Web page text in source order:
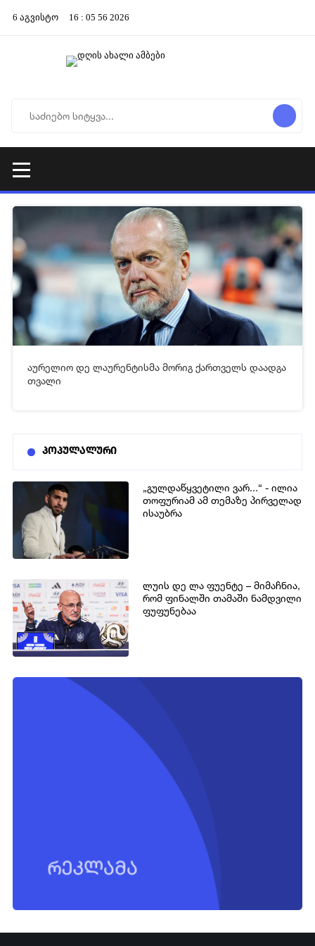
6 აგვისტო 16 : 05 56 2026
[xfgiven_video2][/xfgiven_video2]
27-12-2025 07:24 1 687
აურელიო დე ლაურენტისმა მორიგ ქართველს დაადგა
თვალი
პოპულალური
„გულდაწყვეტილი ვარ...“ - ილია
თოფურიამ ამ თემაზე პირველად
ისაუბრა
ლუის დე ლა ფუენტე – მიმაჩნია,
რომ ფინალში თამაში ნამდვილი
ფუფუნებაა